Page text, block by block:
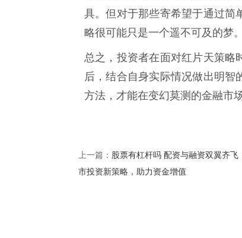
具。但对于那些寄希望于通过简
略很可能只是一个遥不可及的梦。
总之，投资者在面对红片天策略
后，结合自身实际情况做出明智
方法，才能在变幻莫测的金融市
上一篇： 股票有杠杆吗 配资与融资双翼齐飞
市投资新策略，助力资金增值